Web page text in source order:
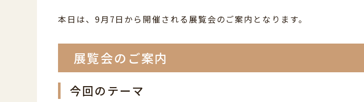
本日は、9月7日から開催される展覧会のご案内となります。
展覧会のご案内
今回のテーマ